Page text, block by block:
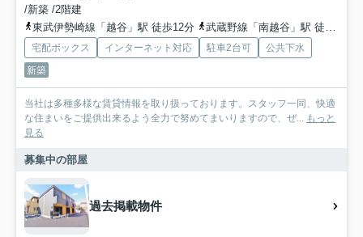
/新築 /2階建
東武伊勢崎線「越谷」駅 徒歩12分
武蔵野線「南越谷」駅 徒歩23分
宅配ボックス インターネット対応 駐車2台可
公共下水
新築
当社は多種多様な賃貸情報を取り扱っております。スタッフ一同、快適
な住まいをご提供出来るよう全力で努めてまいりますので、ぜ...
もっと
見る
募集中の部屋
過去掲載物件